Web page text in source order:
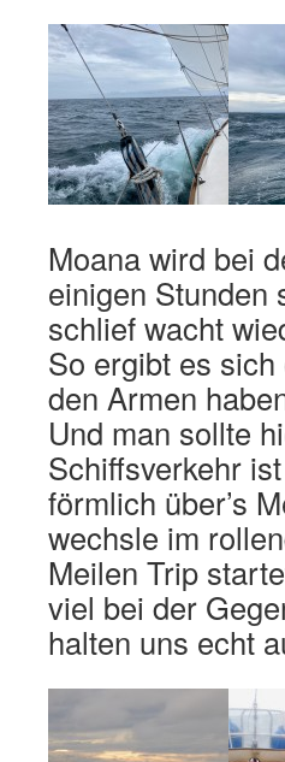
Moana wird bei
einigen Stunden
schlief wacht
So ergibt es
den Armen
Und man sollte
Schiffsverkehr
förmlich über’s
wechsle im
Meilen Trip
viel bei der
halten uns echt